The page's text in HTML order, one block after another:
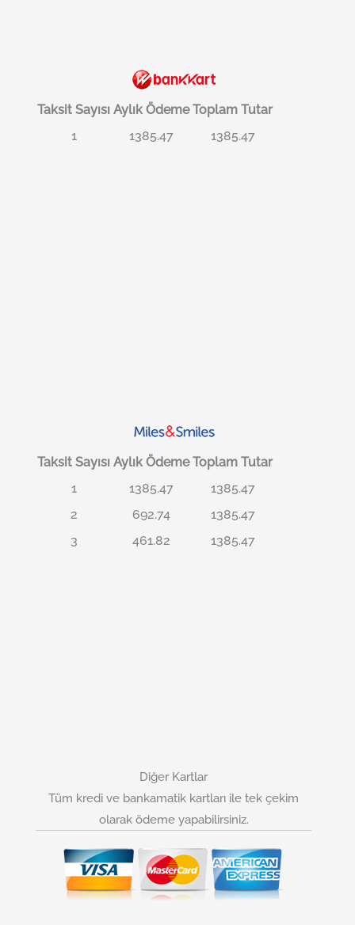
Taksit Sayısı Aylık Ödeme Toplam Tutar
1
1385.47 1385.47
Taksit Sayısı Aylık Ödeme Toplam Tutar
1
1385.47
1385.47
2
692.74
1385.47
3
461.82 1385.47
Diğer Kartlar
Tüm kredi ve bankamatik kartları ile tek çekim
olarak ödeme yapabilirsiniz.